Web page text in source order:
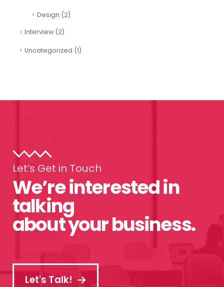
Design (2)
Interview(2)
Uncategorized (1)
Let’s Get in Touch
We’re interested in
talking
about your business.
Let's Talk!